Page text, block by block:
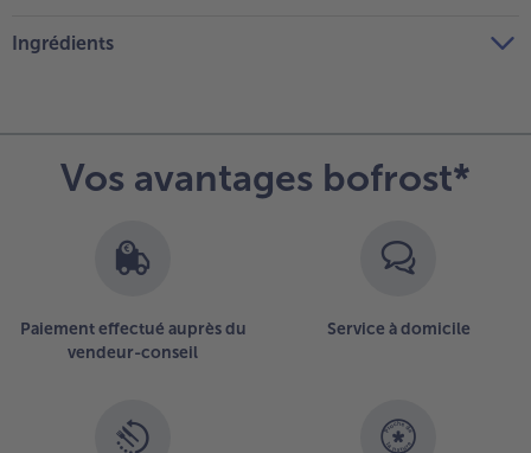
Ingrédients
Vos avantages bofrost*
Paiement effectué auprès du
vendeur-conseil
Service à domicile